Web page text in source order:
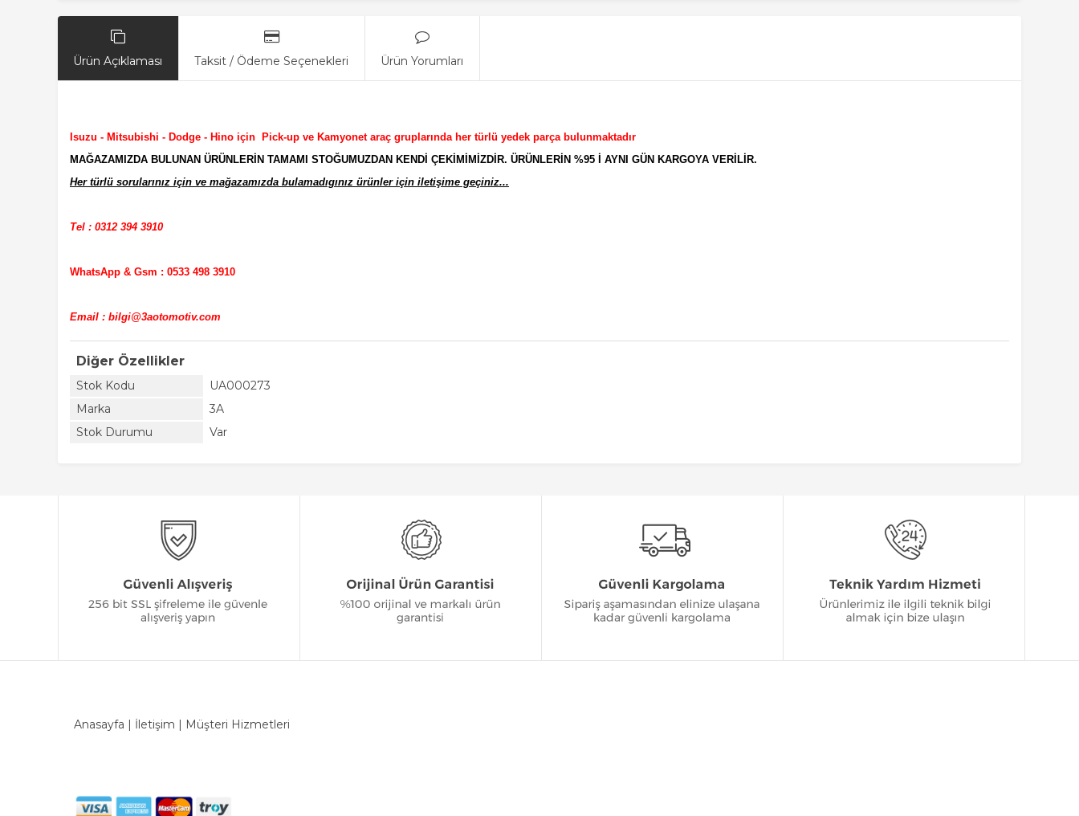
Ürün Açıklaması Taksit / Ödeme Seçenekleri Ürün Yorumları
Isuzu - Mitsubishi - Dodge - Hino için Pick-up ve Kamyonet araç gruplarında her türlü yedek parça bulunmaktadır
MAĞAZAMIZDA BULUNAN ÜRÜNLERİN TAMAMI STOĞUMUZDAN KENDİ ÇEKİMİMİZDİR. ÜRÜNLERİN %95 İ AYNI GÜN KARGOYA VERİLİR.
Her türlü sorularınız için ve mağazamızda bulamadıgınız ürünler için iletişime geçiniz...
Tel : 0312 394 3910
WhatsApp & Gsm : 0533 498 3910
Email : bilgi@3aotomotiv.com
Diğer Özellikler
Stok Kodu
UA000273
Marka
3A
Stok Durumu
Var
Anasayfa | İletişim | Müşteri Hizmetleri